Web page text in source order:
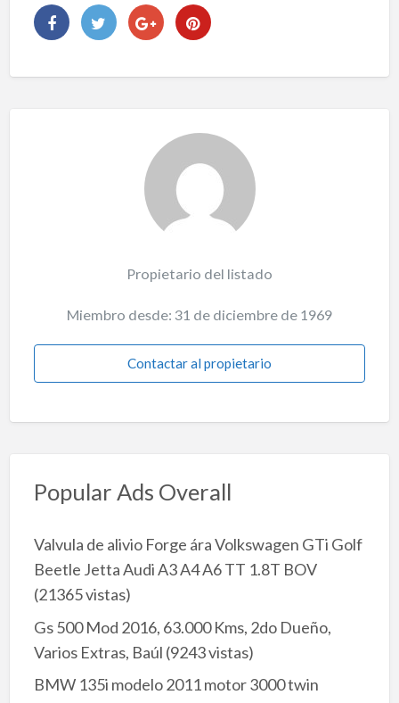
Propietario del listado
Miembro desde: 31 de diciembre de 1969
Contactar al propietario
Popular Ads Overall
Valvula de alivio Forge ára Volkswagen GTi Golf
Beetle Jetta Audi A3 A4 A6 TT 1.8T BOV
(21365 vistas)
Gs 500 Mod 2016, 63.000 Kms, 2do Dueño,
Varios Extras, Baúl (9243 vistas)
BMW 135i modelo 2011 motor 3000 twin